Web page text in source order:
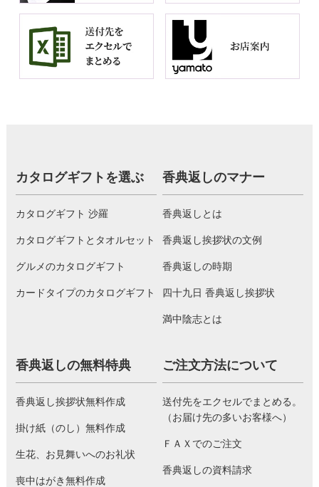
カタログギフトを選ぶ
カタログギフト 沙羅
カタログギフトとタオルセット
グルメのカタログギフト
カードタイプのカタログギフト
香典返しのマナー
香典返しとは
香典返し挨拶状の文例
香典返しの時期
四十九日 香典返し挨拶状
満中陰志とは
香典返しの無料特典
香典返し挨拶状無料作成
掛け紙（のし）無料作成
生花、お見舞いへのお礼状
喪中はがき無料作成
ご注文方法について
送付先をエクセルでまとめる。
（お届け先の多いお客様へ）
ＦＡＸでのご注文
香典返しの資料請求